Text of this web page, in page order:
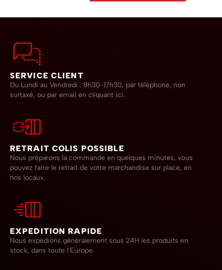
SERVICE CLIENT
Du Lundi au Vendredi : 8h30-17h30, par téléphone, non
surtaxé, ou par email en cliquant ici.
RETRAIT COLIS POSSIBLE
Nous préparons la commande en quelques minutes, vous
pouvez faire le retrait de votre marchandise sur place, en
nos locaux.
EXPEDITION RAPIDE
Nous expédions généralement sous 24H les produits en
stock, dans toute l'Europe.